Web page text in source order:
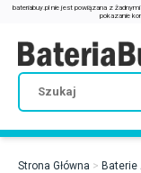
Strona Główna Baterie